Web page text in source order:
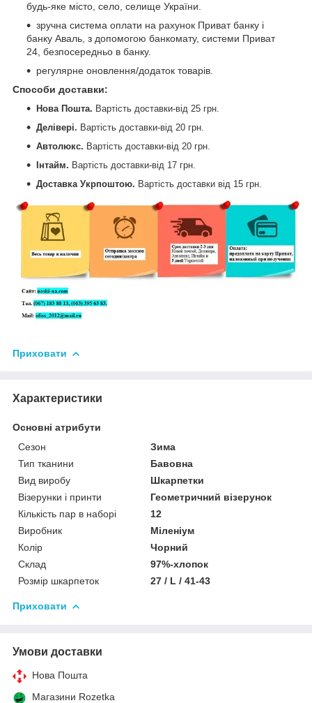
будь-яке місто, село, селище України.
зручна система оплати на рахунок Приват банку і
банку Аваль, з допомогою банкомату, системи Приват
24, безпосередньо в банку.
регулярне оновлення/додаток товарів.
Способи доставки:
Нова Пошта. Вартість доставки-від 25 грн.
Делівері. Вартість доставки-від 20 грн.
Автолюкс. Вартість доставки-від 20 грн.
Інтайм. Вартість доставки-від 17 грн.
Доставка Укрпоштою. Вартість доставки від 15 грн.
Приховати
Характеристики
Основні атрибути
Сезон
Зима
Тип тканини
Бавовна
Вид виробу
Шкарпетки
Візерунки і принти
Геометричний візерунок
Кількість пар в наборі
12
Виробник
Міленіум
Колір
Чорний
Склад
97%-хлопок
Розмір шкарпеток
27 / L / 41-43
Приховати
Умови доставки
Нова Пошта
Магазини Rozetka